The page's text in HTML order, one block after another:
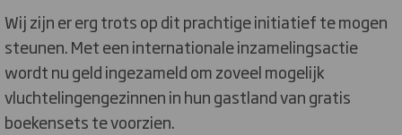
Wij zijn er erg trots op dit prachtige initiatief te mogen
steunen. Met een internationale inzamelingsactie
wordt nu geld ingezameld om zoveel mogelijk
vluchtelingengezinnen in hun gastland van gratis
boekensets te voorzien.